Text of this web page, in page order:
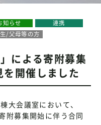
知らせ
連携
/父母等の方
による寄附募集
開催しました
大会議室において、
附募集開始に伴う合同